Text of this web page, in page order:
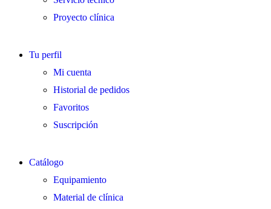
Proyecto clínica
Tu perfil
Mi cuenta
Historial de pedidos
Favoritos
Suscripción
Catálogo
Equipamiento
Material de clínica